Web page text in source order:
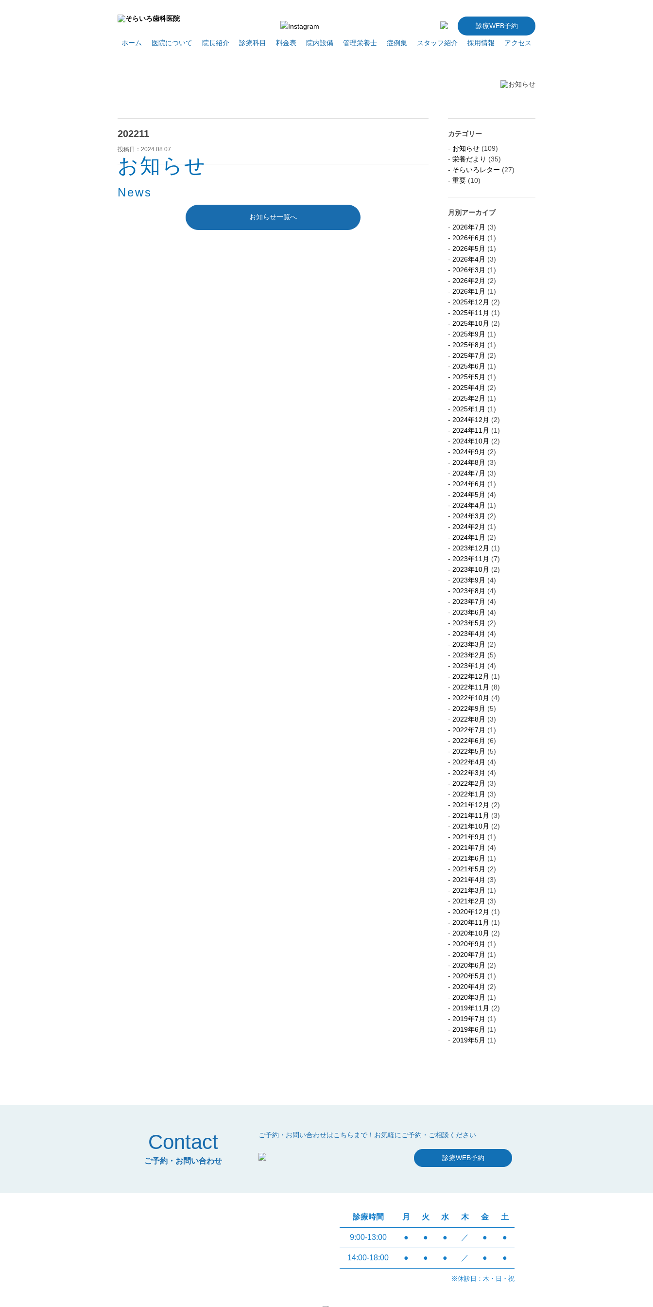
診療WEB予約
ホーム 医院について 院長紹介 診療科目 料金表 院内設備 管理栄養士 症例集 スタッフ紹介 採用情報 アクセス
お知らせ
News
202211
投稿日： 2024.08.07
お知らせ一覧へ
カテゴリー
お知らせ (109)
栄養だより (35)
そらいろレター (27)
重要 (10)
月別アーカイブ
2026年7月 (3)
2026年6月 (1)
2026年5月 (1)
2026年4月 (3)
2026年3月 (1)
2026年2月 (2)
2026年1月 (1)
2025年12月 (2)
2025年11月 (1)
2025年10月 (2)
2025年9月 (1)
2025年8月 (1)
2025年7月 (2)
2025年6月 (1)
2025年5月 (1)
2025年4月 (2)
2025年2月 (1)
2025年1月 (1)
2024年12月 (2)
2024年11月 (1)
2024年10月 (2)
2024年9月 (2)
2024年8月 (3)
2024年7月 (3)
2024年6月 (1)
2024年5月 (4)
2024年4月 (1)
2024年3月 (2)
2024年2月 (1)
2024年1月 (2)
2023年12月 (1)
2023年11月 (7)
2023年10月 (2)
2023年9月 (4)
2023年8月 (4)
2023年7月 (4)
2023年6月 (4)
2023年5月 (2)
2023年4月 (4)
2023年3月 (2)
2023年2月 (5)
2023年1月 (4)
2022年12月 (1)
2022年11月 (8)
2022年10月 (4)
2022年9月 (5)
2022年8月 (3)
2022年7月 (1)
2022年6月 (6)
2022年5月 (5)
2022年4月 (4)
2022年3月 (4)
2022年2月 (3)
2022年1月 (3)
2021年12月 (2)
2021年11月 (3)
2021年10月 (2)
2021年9月 (1)
2021年7月 (4)
2021年6月 (1)
2021年5月 (2)
2021年4月 (3)
2021年3月 (1)
2021年2月 (3)
2020年12月 (1)
2020年11月 (1)
2020年10月 (2)
2020年9月 (1)
2020年7月 (1)
2020年6月 (2)
2020年5月 (1)
2020年4月 (2)
2020年3月 (1)
2019年11月 (2)
2019年7月 (1)
2019年6月 (1)
2019年5月 (1)
Contact
ご予約・お問い合わせ
ご予約・お問い合わせはこちらまで！ お気軽にご予約・ご相談ください
診療WEB予約
診療時間 月 火 水 木 金 土
9:00-13:00 ● ● ● ／ ● ●
14:00-18:00 ● ● ● ／ ● ●
※休診日：木・日・祝